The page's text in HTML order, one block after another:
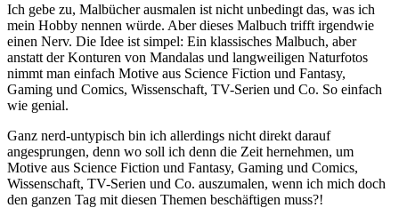
Ich gebe zu, Malbücher ausmalen ist nicht unbedingt das, was ich
mein Hobby nennen würde. Aber dieses Malbuch trifft irgendwie
einen Nerv. Die Idee ist simpel: Ein klassisches Malbuch, aber
anstatt der Konturen von Mandalas und langweiligen Naturfotos
nimmt man einfach Motive aus Science Fiction und Fantasy,
Gaming und Comics, Wissenschaft, TV-Serien und Co. So einfach
wie genial.
Ganz nerd-untypisch bin ich allerdings nicht direkt darauf
angesprungen, denn wo soll ich denn die Zeit hernehmen, um
Motive aus Science Fiction und Fantasy, Gaming und Comics,
Wissenschaft, TV-Serien und Co. auszumalen, wenn ich mich doch
den ganzen Tag mit diesen Themen beschäftigen muss?!